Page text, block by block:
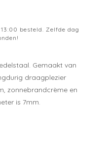
besteld. Zelfde dag
Gemaakt van
draagplezier
zonnebrandcrème en
is 7mm.